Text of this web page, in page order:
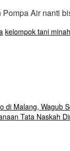
Air nanti
kelompok tani
di Malang, Wagub
Tata Naskah